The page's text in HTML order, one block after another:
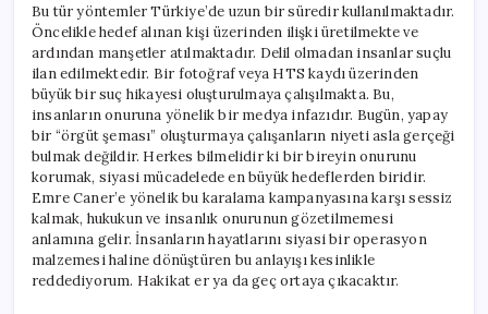
Bu tür yöntemler Türkiye’de uzun bir süredir kullanılmaktadır.
Öncelikle hedef alınan kişi üzerinden ilişki üretilmekte ve
ardından manşetler atılmaktadır. Delil olmadan insanlar suçlu
ilan edilmektedir. Bir fotoğraf veya HTS kaydı üzerinden
büyük bir suç hikayesi oluşturulmaya çalışılmakta. Bu,
insanların onuruna yönelik bir medya infazıdır. Bugün, yapay
bir “örgüt şeması” oluşturmaya çalışanların niyeti asla gerçeği
bulmak değildir. Herkes bilmelidir ki bir bireyin onurunu
korumak, siyasi mücadelede en büyük hedeflerden biridir.
Emre Caner’e yönelik bu karalama kampanyasına karşı sessiz
kalmak, hukukun ve insanlık onurunun gözetilmemesi
anlamına gelir. İnsanların hayatlarını siyasi bir operasyon
malzemesi haline dönüştüren bu anlayışı kesinlikle
reddediyorum. Hakikat er ya da geç ortaya çıkacaktır.